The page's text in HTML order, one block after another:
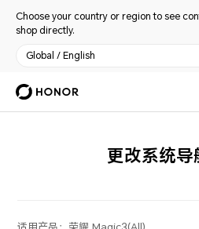
Choose your country or region to see
shop directly.
Global / English
更改系统导